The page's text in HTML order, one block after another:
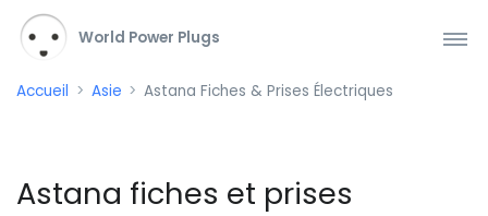
World Power Plugs
Accueil Asie Astana Fiches & Prises Électriques
Astana fiches et prises